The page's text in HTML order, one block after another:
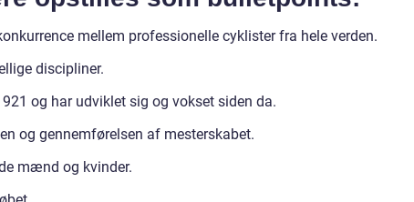
mellem professionelle cyklister fra hele verden.
discipliner.
og har udviklet sig og vokset siden da.
og gennemførelsen af mesterskabet.
mænd og kvinder.